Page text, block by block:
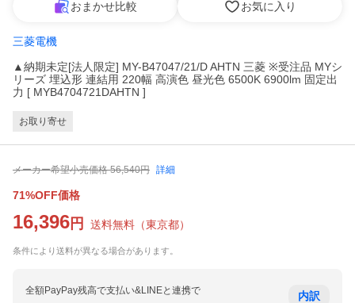
おまかせ比較 お気に入り
三菱電機
▲納期未定[法人限定] MY-B47047/21/D AHTN 三菱 ※受注品 MYシ
リーズ 埋込形 連結用 220幅 高演色 昼光色 6500K 6900lm 固定出
力 [ MYB4704721DAHTN ]
お取り寄せ
メーカー希望小売価格 56,540円 詳細
71%OFF価格
16,396 円 送料無料 （東京都）
条件により送料が異なる場合があります。
全額PayPay残高で支払い&LINEと連携で 内訳